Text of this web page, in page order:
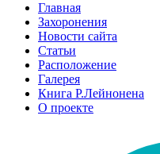
Главная
Захоронения
Новости сайта
Статьи
Расположение
Галерея
Книга Р.Лейнонена
О проекте